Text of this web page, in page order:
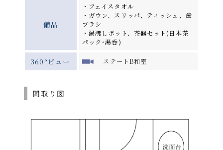
備品
・フェイスタオル
・ガウン、スリッパ、ティッシュ、歯
ブラシ
・湯沸しポット、茶器セット(日本茶
パック･湯呑)
360°ビュー ステートB和室
間取り図